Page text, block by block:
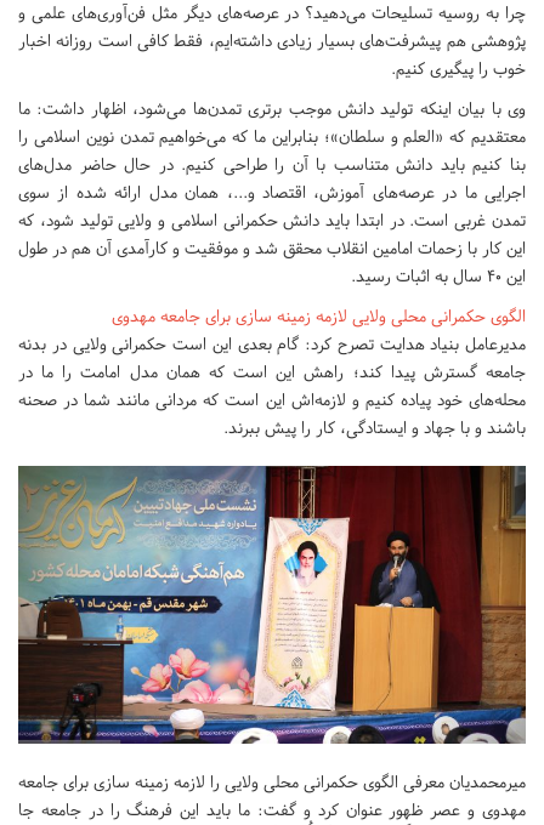
چرا به روسیه تسلیحات می‎‌دهید؟ در عرصه‌های دیگر مثل فن‌آوری‌های علمی و
پژوهشی هم پیشرفت‌های بسیار زیادی داشته‌ایم، فقط کافی است روزانه اخبار
خوب را پیگیری کنیم.
وی با بیان اینکه تولید دانش موجب برتری تمدن‌ها می‌شود، اظهار داشت: ما
معتقدیم که «العلم و سلطان»؛ بنابراین ما که ‌می‌خواهیم تمدن نوین اسلامی را
بنا کنیم باید دانش متناسب با آن را طراحی کنیم. در حال حاضر مدل‌های
اجرایی ما در عرصه‌های آموزش، اقتصاد و...، همان مدل ارائه شده از سوی
تمدن غربی است. در ابتدا باید دانش حکمرانی اسلامی و ولایی تولید شود، که
این کار با زحمات امامین انقلاب محقق شد و موفقیت و کارآمدی آن هم در طول
این ۴۰ سال به اثبات رسید.
الگوی حکمرانی محلی ولایی لازمه زمینه سازی برای جامعه مهدوی
مدیرعامل بنیاد هدایت تصرح کرد: گام بعدی این است حکمرانی ولایی در بدنه
جامعه گسترش پیدا کند؛ راهش این است که همان مدل امامت را ما در
محله‌های خود پیاده کنیم و لازمه‌اش این است که مردانی مانند شما در صحنه
باشند و با جهاد و ایستادگی، کار را پیش ببرند.
میرمحمدیان معرفی الگوی حکمرانی محلی ولایی را لازمه زمینه سازی برای جامعه
مهدوی و عصر ظهور عنوان کرد و گفت: ما باید این فرهنگ را در جامعه جا